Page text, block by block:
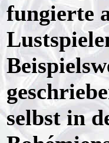
fungierte
selbst in